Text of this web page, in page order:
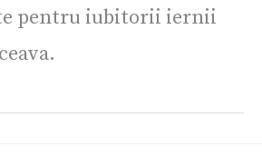
pentru iubitorii iernii